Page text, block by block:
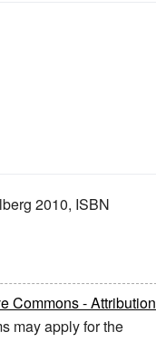
2010, ISBN
Commons - Attribution
may apply for the